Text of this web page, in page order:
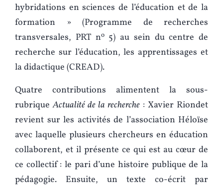
hybridations en sciences de l’éducation et de la
formation » (Programme de recherches
transversales, PRT no5) au sein du centre de
recherche sur l’éducation, les apprentissages et
la didactique (CREAD).
Quatre contributions alimentent la sous-
rubriqueActualité de la recherche : Xavier Riondet
revient sur les activités de l’association Héloïse
avec laquelle plusieurs chercheurs en éducation
collaborent, et il présente ce qui est au cœur de
ce collectif : le pari d’une histoire publique de la
pédagogie. Ensuite, un texte co-écrit par